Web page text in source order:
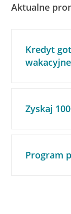
Aktualne
Kredyt
Zyskaj
Program